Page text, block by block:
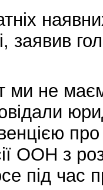
заявив
не
ООН з
під час